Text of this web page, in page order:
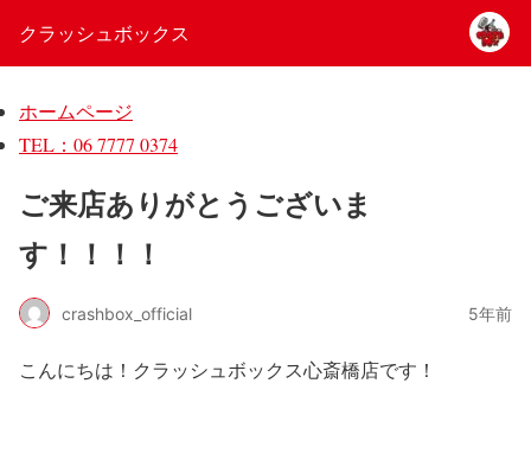
クラッシュボックス
ホームページ
TEL：06 7777 0374
ご来店ありがとうございま
す！！！！
crashbox_official 5年前
こんにちは！クラッシュボックス心斎橋店です！